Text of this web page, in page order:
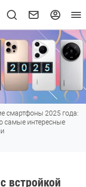
до 30 000 рублей с
камерой: топ-6
встройкой